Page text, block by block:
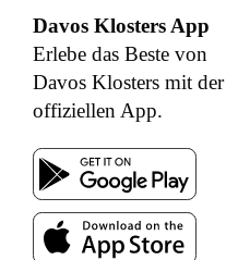
Davos Klosters App
Erlebe das Beste von
Davos Klosters mit der
offiziellen App.